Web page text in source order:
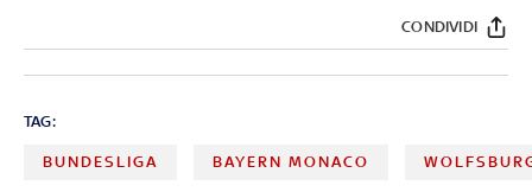
CONDIVIDI
TAG:
BUNDESLIGA BAYERN MONACO